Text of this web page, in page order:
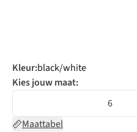
Kleur:black/white
Kies jouw maat:
6
Maattabel